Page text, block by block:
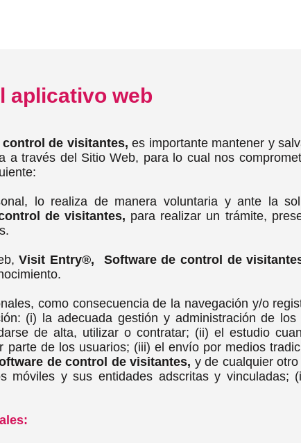
aplicativo web
de visitantes, es importante mantener y
a través del Sitio Web, para lo cual nos
lo realiza de manera voluntaria y ante la
de visitantes, para realizar un trámite,
Visit Entry®, Software de control de
como consecuencia de la navegación y/o
(i) la adecuada gestión y administración de los
de alta, utilizar o contratar; (ii) el estudio
de los usuarios; (iii) el envío por medios
de control de visitantes, y de cualquier
móviles y sus entidades adscritas y vinculadas;